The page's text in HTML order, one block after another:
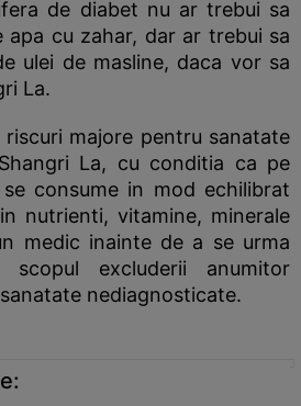
de diabet nu ar trebui sa
apa cu zahar, dar ar trebui sa
ulei de masline, daca vor sa
La.
majore pentru sanatate
La, cu conditia ca pe
consume in mod echilibrat
nutrienti, vitamine, minerale
medic inainte de a se urma
excluderii anumitor
nediagnosticate.